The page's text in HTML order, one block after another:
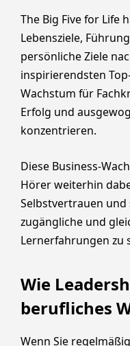
The Big Five for Life
Lebensziele,
persönliche Ziele
inspirierendsten
Wachstum für
Erfolg und
konzentrieren.
Diese Business-
Hörer weiterhin
Selbstvertrauen
zugängliche und
Lernerfahrungen zu
Wie
berufliches
Wenn Sie